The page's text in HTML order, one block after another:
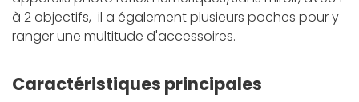
à 2 objectifs, il a également plusieurs poches pour y
ranger une multitude d'accessoires.
Caractéristiques principales